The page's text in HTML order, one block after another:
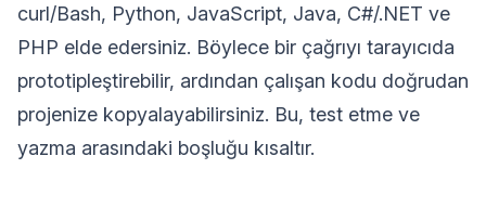
curl/Bash, Python, JavaScript, Java, C#/.NET ve
PHP elde edersiniz. Böylece bir çağrıyı tarayıcıda
prototipleştirebilir, ardından çalışan kodu doğrudan
projenize kopyalayabilirsiniz. Bu, test etme ve
yazma arasındaki boşluğu kısaltır.